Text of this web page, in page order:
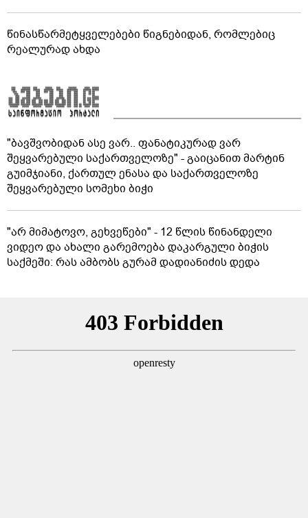
წინასწარმეტყველებები წიგნებიდან, რომლებიც
რეალურად ახდა
"ბავშვობიდან ასე ვარ.. ფანატიკურად ვარ
შეყვარებული საქართველოზე" - გაიცანით მარტინ
გუიმჯიანი, ქართულ ენასა და საქართველოზე
შეყვარებული სომეხი ბიჭი
"არ მიმატოვო, გეხვეწები" - 12 წლის წინანდელი
ვიდეო და ახალი გარემოება დაკარგული ბიჭის
საქმეში: რას ამბობს გურამ დადიანიძის დედა